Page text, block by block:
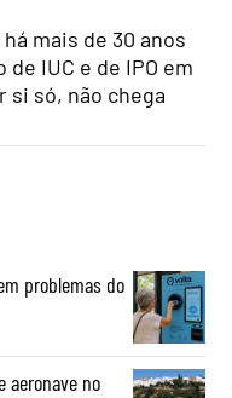
mais de 30 anos
IUC e de IPO em
si só, não chega
problemas do
aeronave no